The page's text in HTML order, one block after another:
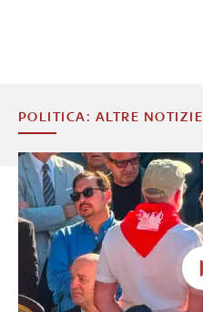
POLITICA: ALTRE NOTIZIE